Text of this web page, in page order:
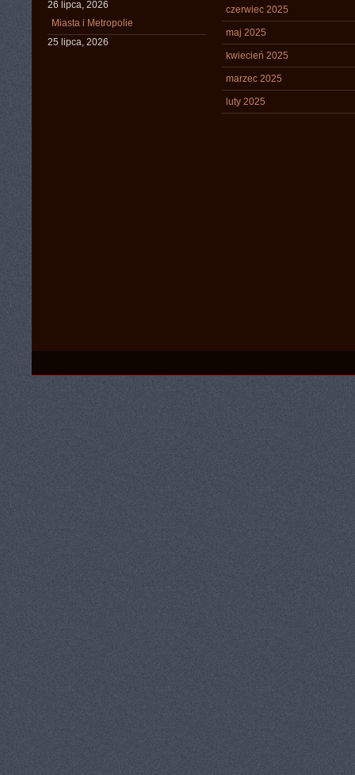
26 lipca, 2026
Miasta i Metropolie
25 lipca, 2026
czerwiec 2025
maj 2025
kwiecień 2025
marzec 2025
luty 2025